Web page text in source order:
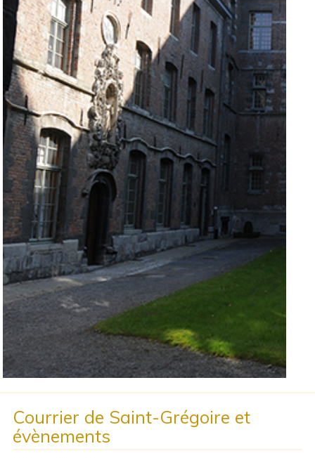
Courrier de Saint-Grégoire et
évènements